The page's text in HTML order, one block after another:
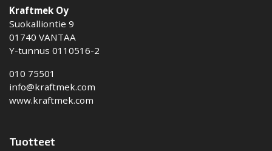
Kraftmek Oy
Suokalliontie 9
01740 VANTAA
Y-tunnus 0110516-2
010 75501
info@kraftmek.com
www.kraftmek.com
Tuotteet